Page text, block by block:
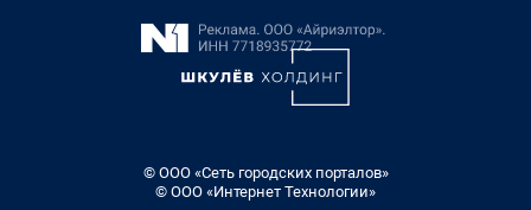
© ООО «Сеть городских порталов»
© ООО «Интернет Технологии»